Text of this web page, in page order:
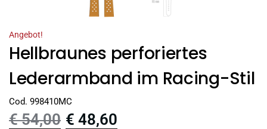
Angebot!
Hellbraunes perforiertes
Lederarmband im Racing-Stil
Cod. 998410MC
€54,00 € 48,60